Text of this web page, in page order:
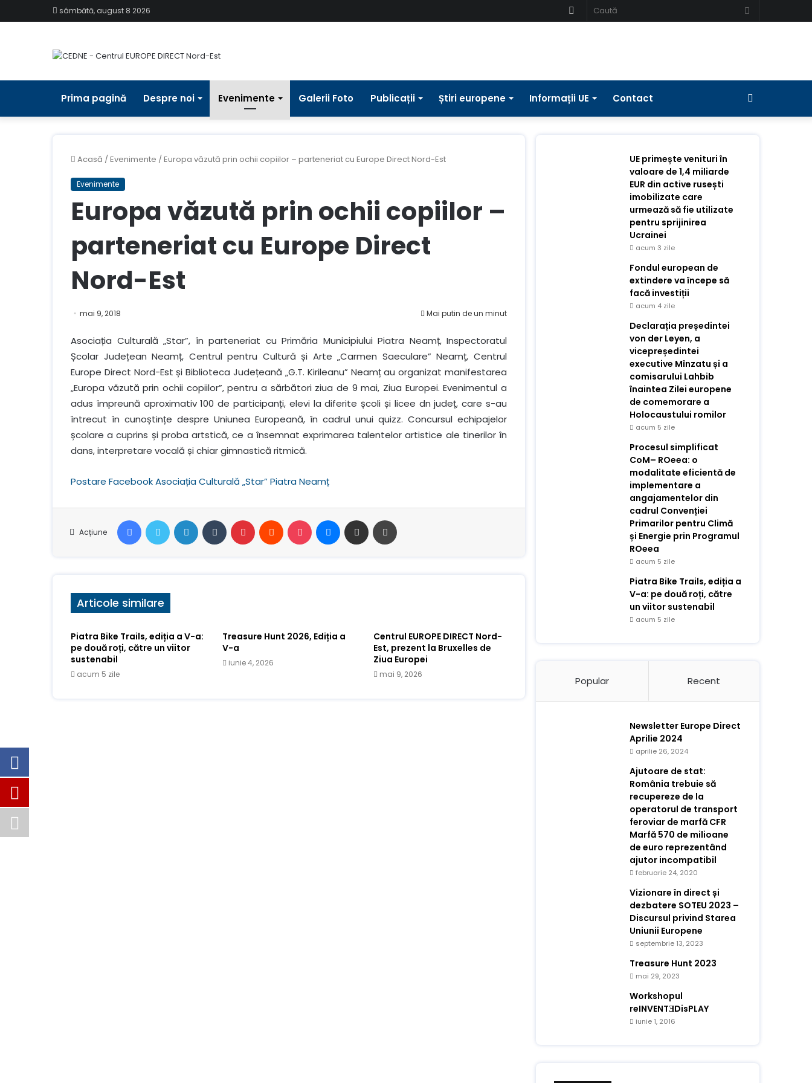
sâmbătă, august 8 2026 Caută
Schimbați
Prima pagină Despre noi Evenimente Galerii Foto Publicații Știri europene Informații UE Contact
Acasă /Evenimente /Europa văzută prin ochii copiilor – parteneriat cu Europe Direct Nord-Est
Evenimente
Europa văzută prin ochii copiilor –
parteneriat cu Europe Direct
Nord-Est
mai 9, 2018 Mai putin de un minut
Asociația Culturală „Star”, în parteneriat cu Primăria Municipiului Piatra Neamț, Inspectoratul
Școlar Județean Neamț, Centrul pentru Cultură și Arte „Carmen Saeculare” Neamț, Centrul
Europe Direct Nord-Est și Biblioteca Județeană „G.T. Kirileanu” Neamț au organizat manifestarea
„Europa văzută prin ochii copiilor”, pentru a sărbători ziua de 9 mai, Ziua Europei. Evenimentul a
adus împreună aproximativ 100 de participanți, elevi la diferite școli și licee dn județ, care s-au
întrecut în cunoștințe despre Uniunea Europeană, în cadrul unui quizz. Concursul echipajelor
școlare a cuprins și proba artstică, ce a însemnat exprimarea talentelor artistice ale tinerilor în
dans, interpretare vocală și chiar gimnastică ritmică.
Postare Facebook Asociația Culturală „Star” Piatra Neamț
Acțiune
FacebookStare de nervozitateLinkedIn Tumblr Pinterest Reddit Buzunar Mesager Distribuie prin e-mail
Articole similare
Piatra Bike Trails, ediția a V-a:
pe două roți, către un viitor
sustenabil
acum 5 zile
Treasure Hunt 2026, Ediția a
V-a
iunie 4, 2026
Centrul EUROPE DIRECT Nord-
Est, prezent la Bruxelles de
Ziua Europei
mai 9, 2026
UE primește venituri în
valoare de 1,4 miliarde
EUR din active rusești
imobilizate care
urmează să fie utilizate
pentru sprijinirea
Ucrainei
acum 3 zile
Fondul european de
extindere va începe să
facă investiții
acum 4 zile
Declarația președintei
von der Leyen, a
vicepreședintei
executive Mînzatu și a
comisarului Lahbib
înaintea Zilei europene
de comemorare a
Holocaustului romilor
acum 5 zile
Procesul simplificat
CoM– ROeea: o
modalitate eficientă de
implementare a
angajamentelor din
cadrul Convenției
Primarilor pentru Climă
și Energie prin Programul
ROeea
acum 5 zile
Piatra Bike Trails, ediția a
V-a: pe două roți, către
un viitor sustenabil
acum 5 zile
Popular Recent
Newsletter Europe Direct
Aprilie 2024
aprilie 26, 2024
Ajutoare de stat:
România trebuie să
recupereze de la
operatorul de transport
feroviar de marfă CFR
Marfă 570 de milioane
de euro reprezentând
ajutor incompatibil
februarie 24, 2020
Vizionare în direct și
dezbatere SOTEU 2023 –
Discursul privind Starea
Uniunii Europene
septembrie 13, 2023
Treasure Hunt 2023
mai 29, 2023
Workshopul
reINVENTƎDisPLAY
iunie 1, 2016